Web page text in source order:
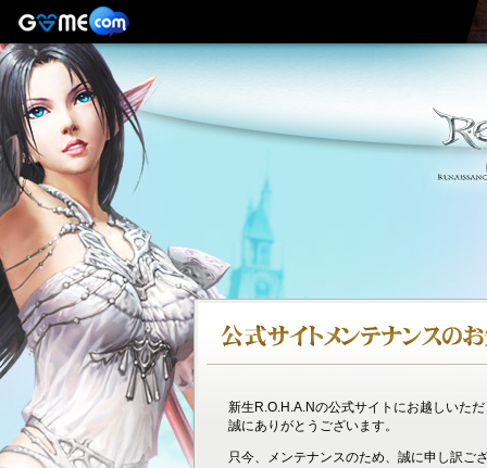
新生R.O.H.A.Nの公式サイトにお越しいた
誠にありがとうございます。
只今、メンテナンスのため、誠に申し訳ご